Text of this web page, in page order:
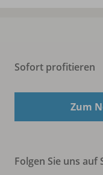
Sofort profitieren
Zum
Folgen Sie uns auf